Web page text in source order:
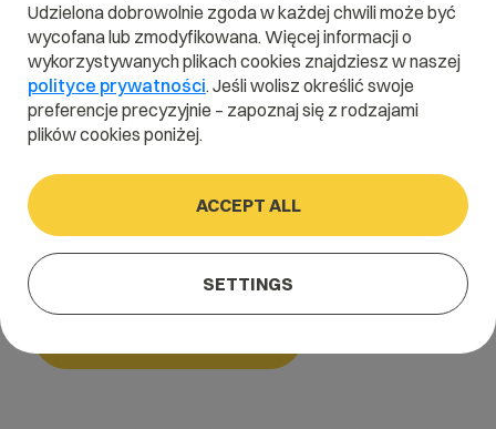
J
K L M N O P Q
R
S
T U V W X Y Z
Home/Dictionary/CMSy i inne skrypty/Joomla!
Joomla!
Udzielona dobrowolnie zgoda w każdej chwili może być
wycofana lub zmodyfikowana. Więcej informacji o
wykorzystywanych plikach cookies znajdziesz w naszej
polityce prywatności. Jeśli wolisz określić swoje
preferencje precyzyjnie – zapoznaj się z rodzajami
plików cookies poniżej.
ACCEPT ALL
SETTINGS